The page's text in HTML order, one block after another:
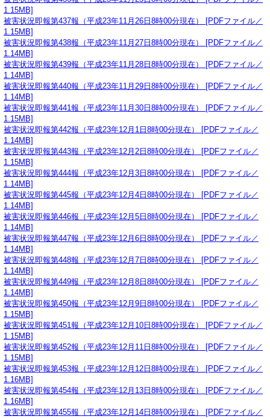
1.15MB]
被害状況即報第437報（平成23年11月26日8時00分現在） [PDFファイル／
1.15MB]
被害状況即報第438報（平成23年11月27日8時00分現在） [PDFファイル／
1.14MB]
被害状況即報第439報（平成23年11月28日8時00分現在） [PDFファイル／
1.14MB]
被害状況即報第440報（平成23年11月29日8時00分現在） [PDFファイル／
1.14MB]
被害状況即報第441報（平成23年11月30日8時00分現在） [PDFファイル／
1.15MB]
被害状況即報第442報（平成23年12月1日8時00分現在） [PDFファイル／
1.14MB]
被害状況即報第443報（平成23年12月2日8時00分現在） [PDFファイル／
1.15MB]
被害状況即報第444報（平成23年12月3日8時00分現在） [PDFファイル／
1.14MB]
被害状況即報第445報（平成23年12月4日8時00分現在） [PDFファイル／
1.14MB]
被害状況即報第446報（平成23年12月5日8時00分現在） [PDFファイル／
1.14MB]
被害状況即報第447報（平成23年12月6日8時00分現在） [PDFファイル／
1.14MB]
被害状況即報第448報（平成23年12月7日8時00分現在） [PDFファイル／
1.14MB]
被害状況即報第449報（平成23年12月8日8時00分現在） [PDFファイル／
1.14MB]
被害状況即報第450報（平成23年12月9日8時00分現在） [PDFファイル／
1.15MB]
被害状況即報第451報（平成23年12月10日8時00分現在） [PDFファイル／
1.15MB]
被害状況即報第452報（平成23年12月11日8時00分現在） [PDFファイル／
1.15MB]
被害状況即報第453報（平成23年12月12日8時00分現在） [PDFファイル／
1.16MB]
被害状況即報第454報（平成23年12月13日8時00分現在） [PDFファイル／
1.16MB]
被害状況即報第455報（平成23年12月14日8時00分現在） [PDFファイル／